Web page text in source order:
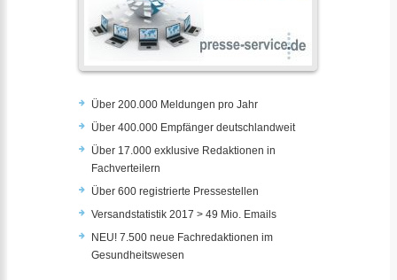
Über 200.000 Meldungen pro Jahr
Über 400.000 Empfänger deutschlandweit
Über 17.000 exklusive Redaktionen in
Fachverteilern
Über 600 registrierte Pressestellen
Versandstatistik 2017 > 49 Mio. Emails
NEU! 7.500 neue Fachredaktionen im
Gesundheitswesen